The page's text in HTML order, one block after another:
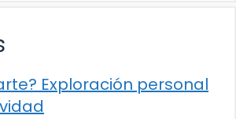
Exploración personal